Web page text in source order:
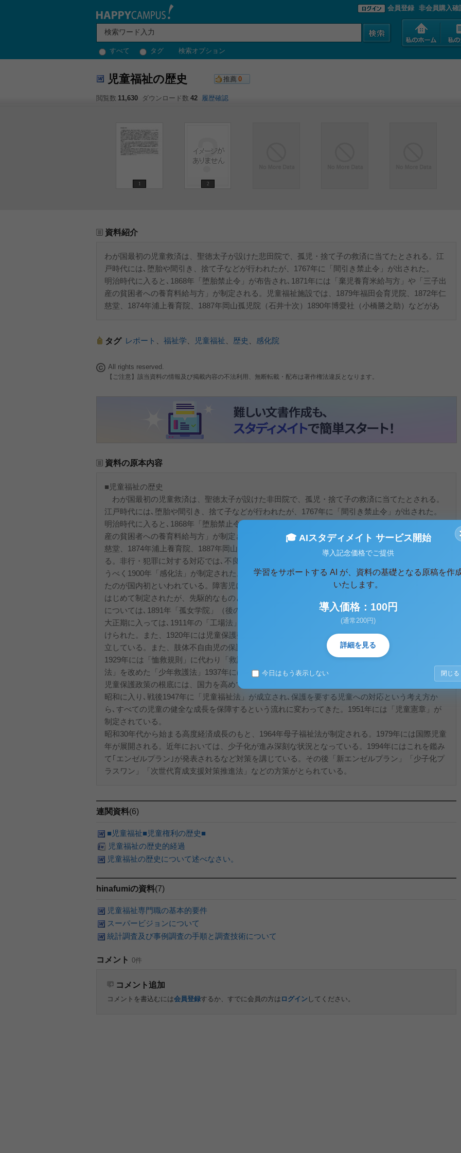
すべて タグ 検索オプション
会員登録 非会員購入確
児童福祉の歴史 推薦 0
閲覧数 11,630 ダウンロード数 42 履歴確認
1 2
資料紹介
わが国最初の児童救済は、聖徳太子が設けた悲田院で、孤児・捨て子の救済に当てたとされる。江
戸時代には､堕胎や間引き、捨て子などが行われたが、1767年に「間引き禁止令」が出された。
明治時代に入ると､1868年「堕胎禁止令」が布告され､1871年には「棄児養育米給与方」や「三子出
産の貧困者への養育料給与方」が制定される。児童福祉施設では、1879年福田会育児院、1872年仁
慈堂、1874年浦上養育院、1887年岡山孤児院（石井十次）1890年博愛社（小橋勝之助）などがあ
タグ レポート 福祉学 児童福祉 歴史 感化院
All rights reserved.
【ご注意】該当資料の情報及び掲載内容の不法利用、無断転載・配布は著作権法違反となります。
資料の原本内容
■児童福祉の歴史
わが国最初の児童救済は、聖徳太子が設けた非田院で、孤児・捨て子の救済に当てたとされる。
江戸時代には､堕胎や間引き、捨て子などが行われたが、1767年に「間引き禁止令」が出された。
明治時代に入ると､1868年「堕胎禁止令」が布告され､1871年には「棄児養育米給与方」や「三子出
産の貧困者への養育料給与方」が制定される。児童福祉施設では、1879年福田会育児院、1872年仁
慈堂、1874年浦上養育院、1887年岡山孤児院（石井十次）1890年博愛社（小橋勝之助）などがあ
る。非行・犯罪に対する対応では､不良少年などを保護する家庭学校などが設けられ､感化教育を行
うべく1900年「感化法」が制定された。保育事業では､1890年に託児所「私立静修学校」を開設し
たのが国内初といわれている。障害児に対しては､1890年に盲・聾唖児の教育が小学校令において
はじめて制定されたが、先駆的なものとして1880年東京楽善会の「東京訓盲院」、知的障害の保護
については､1891年「孤女学院」（後の滝乃川学院）が開設された。
大正期に入っては､1911年の「工場法」で児童の労働が禁止され､1919年には大阪に児童相談所が設
けられた。また、1920年には児童保護委員制度が始められる。1922年には少年法及び矯正院法が成
立している。また、肢体不自由児の保護として､1921年「ｸﾘｭｯﾍﾟﾙﾊｲﾑ柏学院」が設立されている。
1929年には「恤救規則」に代わり「救護法」が成立した。1933年には「児童虐待防止法」と「感化
法」を改めた「少年救護法」1937年には「保健所法」「母子保護法」が成立している。明治以降の
児童保護政策の根底には、国力を高めていくための人口政策の影が見える。
昭和に入り､戦後1947年に「児童福祉法」が成立され､保護を要する児童への対応という考え方か
ら､すべての児童の健全な成長を保障するという流れに変わってきた。1951年には「児童憲章」が
制定されている。
昭和30年代から始まる高度経済成長のもと、1964年母子福祉法が制定される。1979年には国際児童
年が展開される。近年においては、少子化が進み深刻な状況となっている。1994年にはこれを鑑み
て｢エンゼルプラン｣が発表されるなど対策を講じている。その後「新エンゼルプラン」「少子化プ
ラスワン」「次世代育成支援対策推進法」などの方策がとられている。
連関資料(6)
■児童福祉■児童権利の歴史■
児童福祉の歴史的経過
児童福祉の歴史について述べなさい。
hinafumiの資料(7)
児童福祉専門職の基本的要件
スーパービジョンについて
統計調査及び事例調査の手順と調査技術について
コメント 0件
コメント追加
コメントを書込むには会員登録するか、すでに会員の方は ログイン してください。
🎓 AIスタディメイト サービス開始
導入記念価格でご提供
学習をサポートする AI が、資料の基礎となる原稿を作
いたします。
導入価格：100円
(通常200円)
詳細を見る
今日はもう表示しない 閉じる